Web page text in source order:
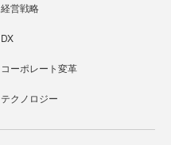
経営戦略
DX
コーポレート変革
テクノロジー